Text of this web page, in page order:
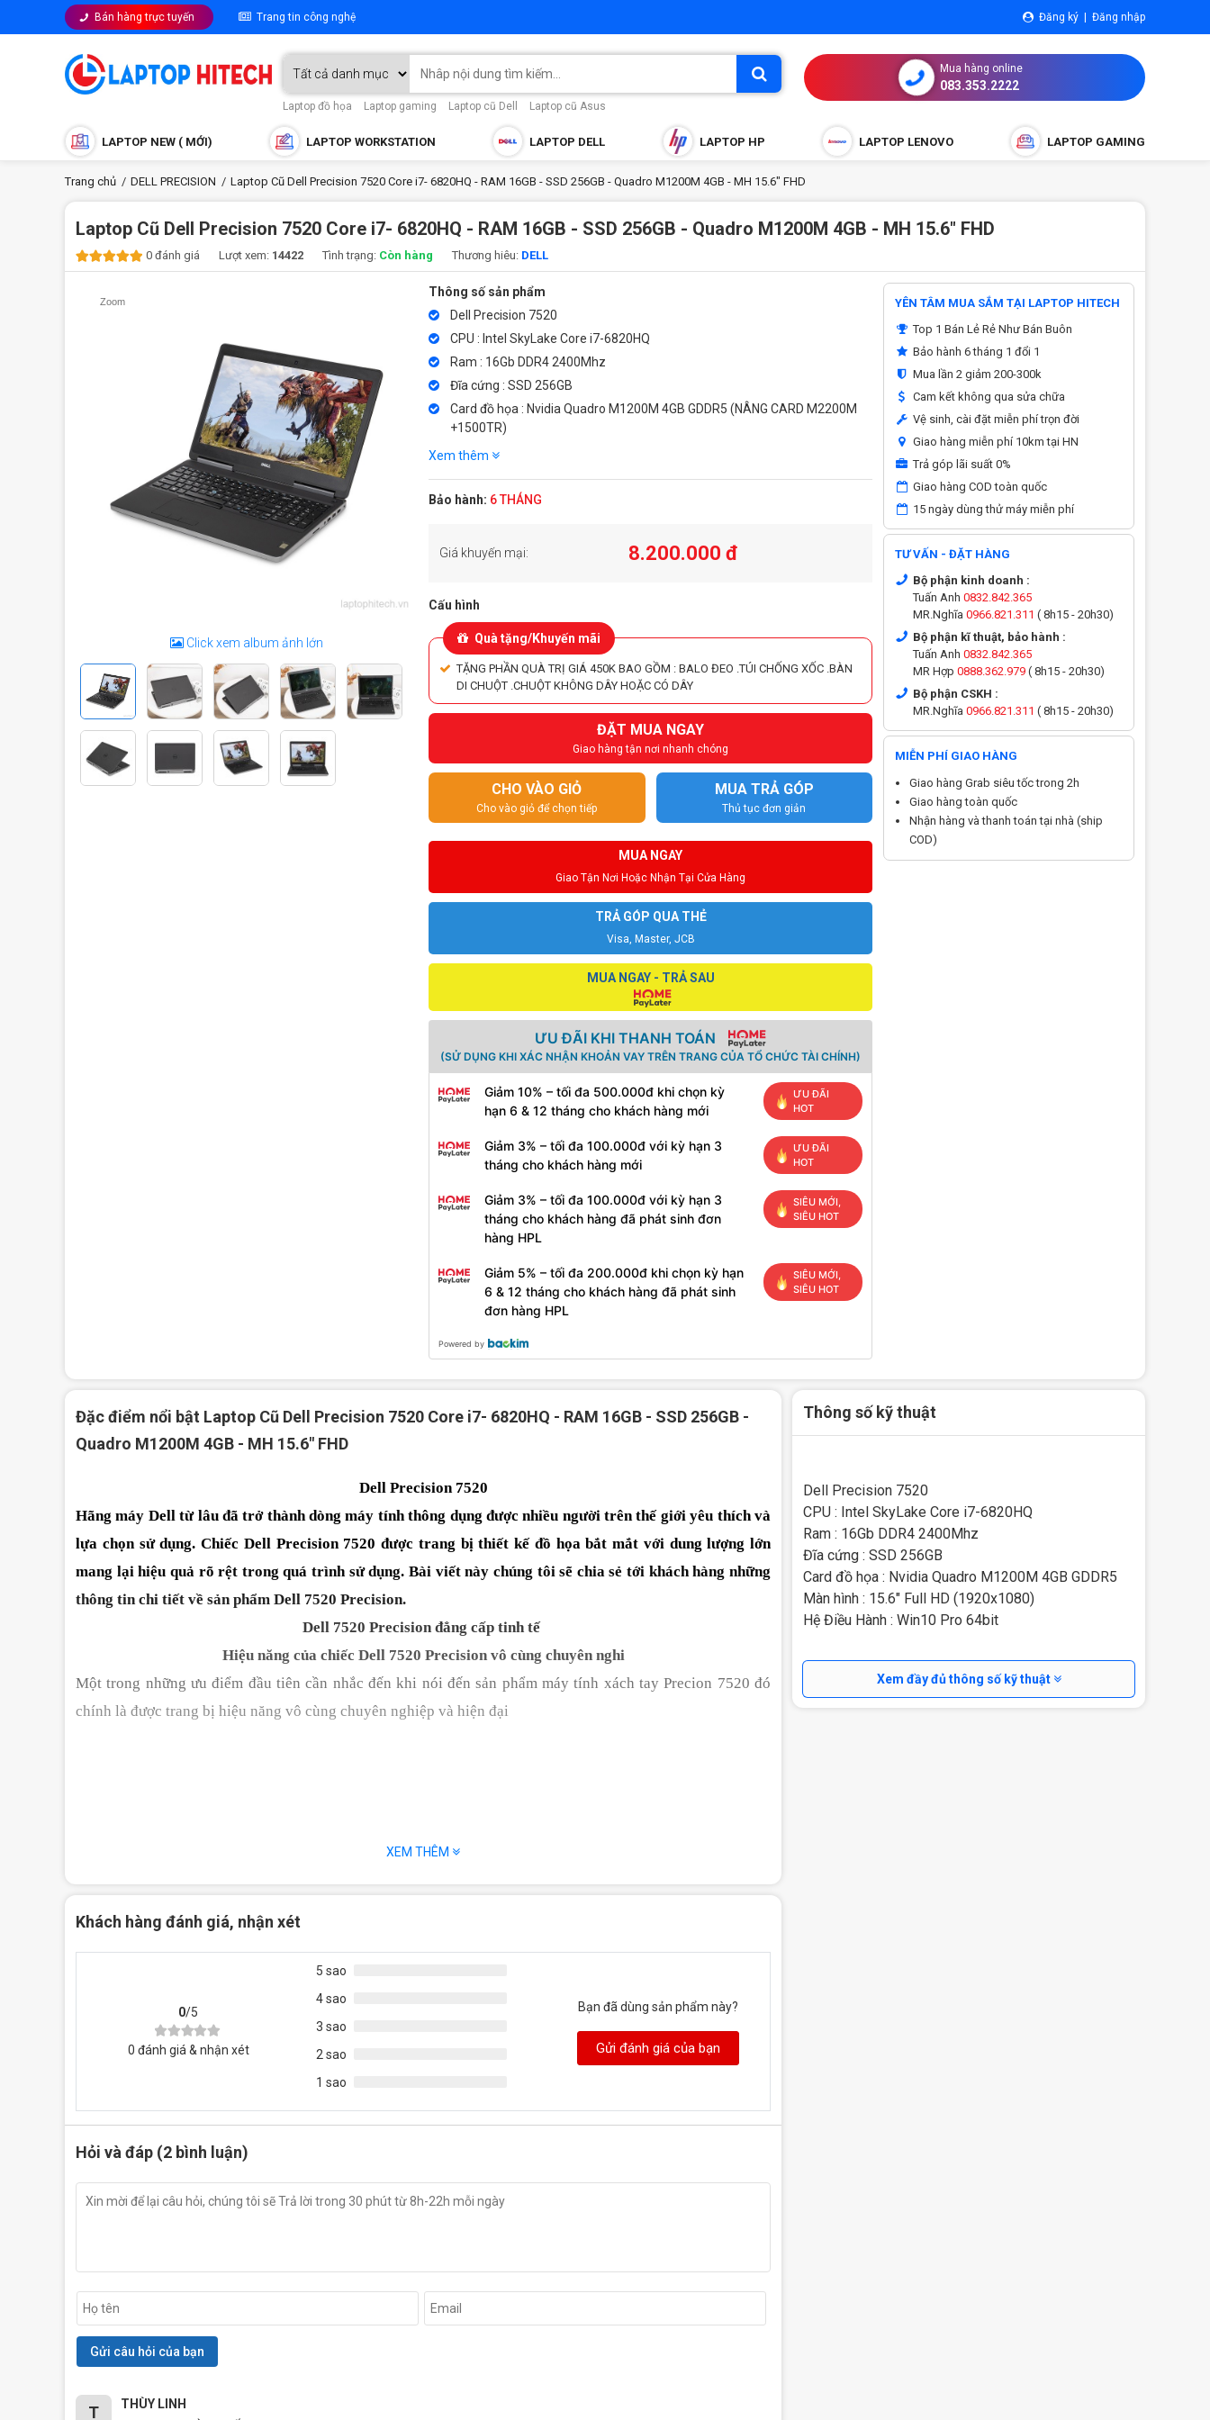
Bán hàng trực tuyến Trang tin công nghệ Đăng ký Đăng nhập
Laptop đồ họa Laptop gaming Laptop cũ Dell Laptop cũ Asus
Mua hàng online
083.353.2222
LAPTOP NEW ( MỚI) LAPTOP WORKSTATION LAPTOP DELL LAPTOP HP LAPTOP LENOVO LAPTOP GAMING
Trang chủ DELL PRECISION Laptop Cũ Dell Precision 7520 Core i7- 6820HQ - RAM 16GB - SSD 256GB - Quadro M1200M 4GB - MH 15.6" FHD
Laptop Cũ Dell Precision 7520 Core i7- 6820HQ - RAM 16GB - SSD 256GB - Quadro M1200M 4GB - MH 15.6" FHD
0 đánh giá Lượt xem: 14422 Tình trạng: Còn hàng Thương hiêu: DELL
Zoom
Click xem album ảnh lớn
Thông số sản phẩm
Dell Precision 7520
CPU : Intel SkyLake Core i7-6820HQ
Ram : 16Gb DDR4 2400Mhz
Đĩa cứng : SSD 256GB
Card đồ họa : Nvidia Quadro M1200M 4GB GDDR5 (NÂNG CARD M2200M
+1500TR)
Xem thêm
Bảo hành: 6 THÁNG
Giá khuyến mại: 8.200.000 đ
Cấu hình
Quà tặng/Khuyến mãi
TẶNG PHẦN QUÀ TRỊ GIÁ 450K BAO GỒM : BALO ĐEO .TÚI CHỐNG XỐC .BÀN
DI CHUỘT .CHUỘT KHÔNG DÂY HOẶC CÓ DÂY
ĐẶT MUA NGAY
Giao hàng tận nơi nhanh chóng
CHO VÀO GIỎ
Cho vào giỏ để chọn tiếp
MUA TRẢ GÓP
Thủ tục đơn giản
MUA NGAY
Giao Tận Nơi Hoặc Nhận Tại Cửa Hàng
TRẢ GÓP QUA THẺ
Visa, Master, JCB
MUA NGAY - TRẢ SAU
ƯU ĐÃI KHI THANH TOÁN
(SỬ DỤNG KHI XÁC NHẬN KHOẢN VAY TRÊN TRANG CỦA TỔ CHỨC TÀI CHÍNH)
Giảm 10% – tối đa 500.000đ khi chọn kỳ
hạn 6 & 12 tháng cho khách hàng mới
ƯU ĐÃI
HOT
Giảm 3% – tối đa 100.000đ với kỳ hạn 3
tháng cho khách hàng mới
ƯU ĐÃI
HOT
Giảm 3% – tối đa 100.000đ với kỳ hạn 3
tháng cho khách hàng đã phát sinh đơn
hàng HPL
SIÊU MỚI,
SIÊU HOT
Giảm 5% – tối đa 200.000đ khi chọn kỳ hạn
6 & 12 tháng cho khách hàng đã phát sinh
đơn hàng HPL
SIÊU MỚI,
SIÊU HOT
Powered by
YÊN TÂM MUA SẮM TẠI LAPTOP HITECH
Top 1 Bán Lẻ Rẻ Như Bán Buôn
Bảo hành 6 tháng 1 đổi 1
Mua lần 2 giảm 200-300k
Cam kết không qua sửa chữa
Vệ sinh, cài đặt miễn phí trọn đời
Giao hàng miễn phí 10km tại HN
Trả góp lãi suất 0%
Giao hàng COD toàn quốc
15 ngày dùng thử máy miễn phí
TƯ VẤN - ĐẶT HÀNG
Bộ phận kinh doanh :
Tuấn Anh 0832.842.365
MR.Nghĩa 0966.821.311 ( 8h15 - 20h30)
Bộ phận kĩ thuật, bảo hành :
Tuấn Anh 0832.842.365
MR Hợp 0888.362.979 ( 8h15 - 20h30)
Bộ phận CSKH :
MR.Nghĩa 0966.821.311 ( 8h15 - 20h30)
MIỄN PHÍ GIAO HÀNG
Giao hàng Grab siêu tốc trong 2h
Giao hàng toàn quốc
Nhận hàng và thanh toán tại nhà (ship
COD)
Đặc điểm nổi bật Laptop Cũ Dell Precision 7520 Core i7- 6820HQ - RAM 16GB - SSD 256GB -
Quadro M1200M 4GB - MH 15.6" FHD
Dell Precision 7520
Hãng máy Dell từ lâu đã trở thành dòng máy tính thông dụng được nhiều người trên thế giới yêu thích và
lựa chọn sử dụng. Chiếc Dell Precision 7520 được trang bị thiết kế đồ họa bắt mắt với dung lượng lớn
mang lại hiệu quả rõ rệt trong quá trình sử dụng. Bài viết này chúng tôi sẽ chia sẻ tới khách hàng những
thông tin chi tiết về sản phẩm Dell 7520 Precision.
Dell 7520 Precision đẳng cấp tinh tế
Hiệu năng của chiếc Dell 7520 Precision vô cùng chuyên nghi
Một trong những ưu điểm đầu tiên cần nhắc đến khi nói đến sản phẩm máy tính xách tay Precion 7520 đó
chính là được trang bị hiệu năng vô cùng chuyên nghiệp và hiện đại
XEM THÊM
Khách hàng đánh giá, nhận xét
0/5
0 đánh giá & nhận xét
5 sao
4 sao
3 sao
2 sao
1 sao
Bạn đã dùng sản phẩm này?
Gửi đánh giá của bạn
Hỏi và đáp (2 bình luận)
T
THÙY LINH
Thông số kỹ thuật
Dell Precision 7520
CPU : Intel SkyLake Core i7-6820HQ
Ram : 16Gb DDR4 2400Mhz
Đĩa cứng : SSD 256GB
Card đồ họa : Nvidia Quadro M1200M 4GB GDDR5
Màn hình : 15.6" Full HD (1920x1080)
Hệ Điều Hành : Win10 Pro 64bit
Xem đầy đủ thông số kỹ thuật